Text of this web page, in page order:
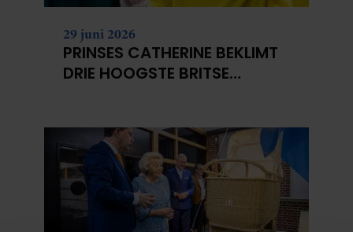
29 juni 2026
PRINSES CATHERINE BEKLIMT
DRIE HOOGSTE BRITSE